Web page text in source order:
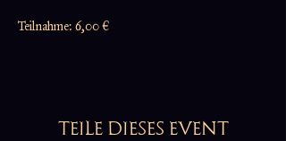
Teilnahme: 6,00 €
TEILE DIESES EVENT